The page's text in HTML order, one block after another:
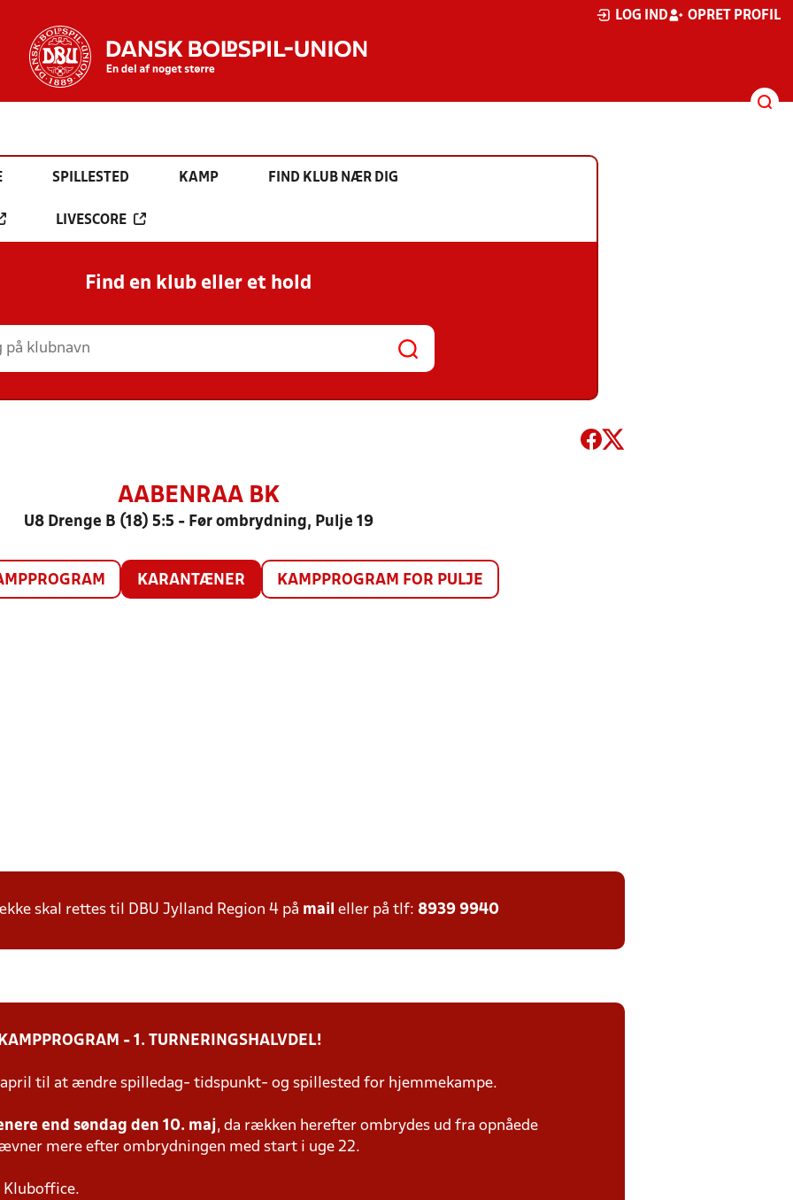
LOG IND OPRET PROFIL
SPILLESTED KAMP FIND KLUB NÆR DIG
LIVESCORE
Find en klub eller et hold
AABENRAA BK
U8 Drenge B (18) 5:5 - Før ombrydning, Pulje 19
KARANTÆNER KAMPPROGRAM FOR PULJE
skal rettes til DBU Jylland Region 4 på mail eller på tlf: 8939 9940
- 1. TURNERINGSHALVDEL!
april til at ændre spilledag- tidspunkt- og spillested for hjemmekampe.
end søndag den 10. maj, da rækken herefter ombrydes ud fra opnåede
mere efter ombrydningen med start i uge 22.